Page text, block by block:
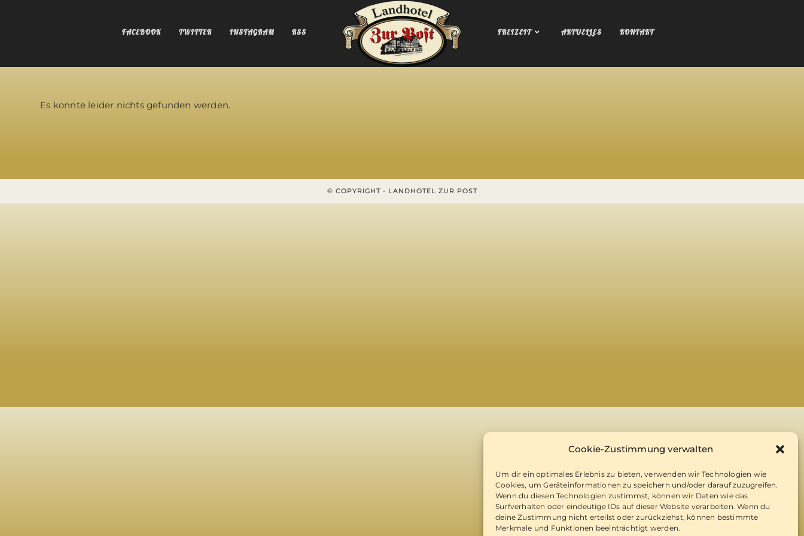
Cookie-Zustimmung verwalten
Um dir ein optimales Erlebnis zu bieten, verwenden wir Technologien wie
Cookies, um Geräteinformationen zu speichern und/oder darauf zuzugreifen.
Wenn du diesen Technologien zustimmst, können wir Daten wie das
Surfverhalten oder eindeutige IDs auf dieser Website verarbeiten. Wenn du
deine Zustimmung nicht erteilst oder zurückziehst, können bestimmte
Merkmale und Funktionen beeinträchtigt werden.
FACEBOOK TWITTER INSTAGRAM RSS FREIZEIT AKTUELLES KONTAKT
Es konnte leider nichts gefunden werden.
© COPYRIGHT - LANDHOTEL ZUR POST